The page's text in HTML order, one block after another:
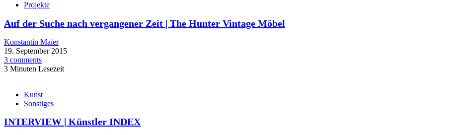
Projekte
Auf der Suche nach vergangener Zeit | The Hunter Vintage Möbel
Konstantin Maier
19. September 2015
3 comments
3 Minuten Lesezeit
Kunst
Sonstiges
INTERVIEW | Künstler INDEX